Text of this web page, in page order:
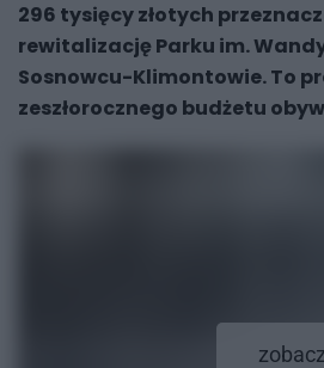
296 tysięcy złotych
rewitalizację Parku im.
Sosnowcu-Klimontowie. To
zeszłorocznego budżetu